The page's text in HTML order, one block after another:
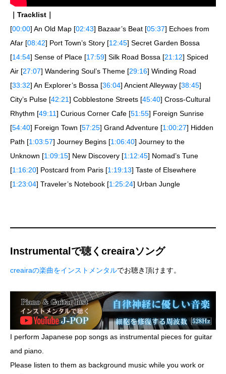
｜Tracklist｜
[00:00] An Old Map [02:43] Bazaar’s Beat [05:37] Echoes from
Afar [08:42] Port Town’s Story [12:45] Secret Garden Bossa
[14:54] Sense of Place [17:59] Silk Road Bossa [21:12] Spiced
Air [27:07] Wandering Soul’s Theme [29:16] Winding Road
[33:32] An Explorer’s Bossa [36:04] Ancient Alleyway [38:45]
City’s Pulse [42:21] Cobblestone Streets [45:40] Cross-Cultural
Rhythm [49:11] Curious Corner Cafe [51:55] Foreign Sunrise
[54:40] Foreign Town [57:25] Grand Adventure [1:00:27] Hidden
Path [1:03:57] Journey Begins [1:06:40] Journey to the
Unknown [1:09:15] New Discovery [1:12:45] Nomad’s Tune
[1:16:20] Postcard from Paris [1:19:13] Taste of Elsewhere
[1:23:04] Traveler’s Notebook [1:25:24] Urban Jungle
Instrumentalで聴くcreairaソング
creairaの楽曲をインストメンタルでお聴き頂けます。
I perform Japanese pop songs as instrumental pieces for guitar
and piano.
Please listen to them as background music while you work or